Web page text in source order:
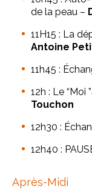
de la peau –
11H15 : La
Antoine
11h45 :
12h : Le “Moi
Touchon
12h30 :
12h40 :
Après-Midi